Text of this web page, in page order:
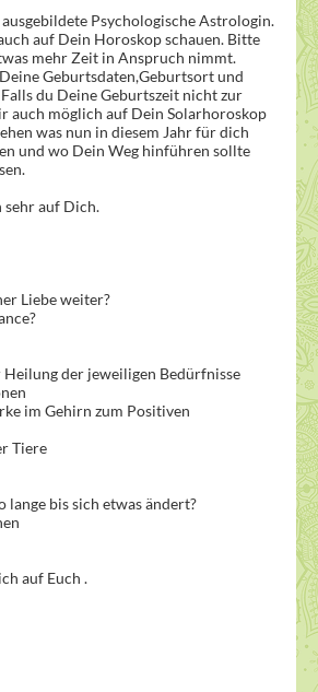
Psychologische Astrologin.
auf Dein Horoskop schauen. Bitte
mehr Zeit in Anspruch nimmt.
Geburtsdaten,Geburtsort und
du Deine Geburtszeit nicht zur
auch möglich auf Dein Solarhoroskop
was nun in diesem Jahr für dich
und wo Dein Weg hinführen sollte
sehr auf Dich.
Liebe weiter?
Heilung der jeweiligen Bedürfnisse
im Gehirn zum Positiven
Tiere
lange bis sich etwas ändert?
auf Euch .